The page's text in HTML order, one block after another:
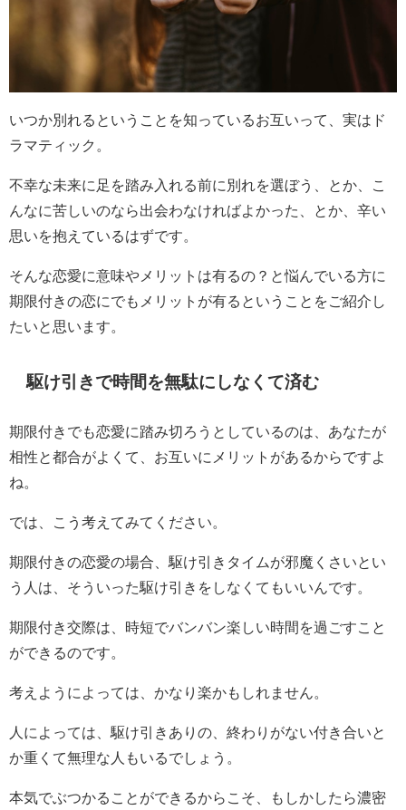
いつか別れるということを知っているお互いって、実はド
ラマティック。
不幸な未来に足を踏み入れる前に別れを選ぼう、とか、こ
んなに苦しいのなら出会わなければよかった、とか、辛い
思いを抱えているはずです。
そんな恋愛に意味やメリットは有るの？と悩んでいる方に
期限付きの恋にでもメリットが有るということをご紹介し
たいと思います。
駆け引きで時間を無駄にしなくて済む
期限付きでも恋愛に踏み切ろうとしているのは、あなたが
相性と都合がよくて、お互いにメリットがあるからですよ
ね。
では、こう考えてみてください。
期限付きの恋愛の場合、駆け引きタイムが邪魔くさいとい
う人は、そういった駆け引きをしなくてもいいんです。
期限付き交際は、時短でバンバン楽しい時間を過ごすこと
ができるのです。
考えようによっては、かなり楽かもしれません。
人によっては、駆け引きありの、終わりがない付き合いと
か重くて無理な人もいるでしょう。
本気でぶつかることができるからこそ、もしかしたら濃密